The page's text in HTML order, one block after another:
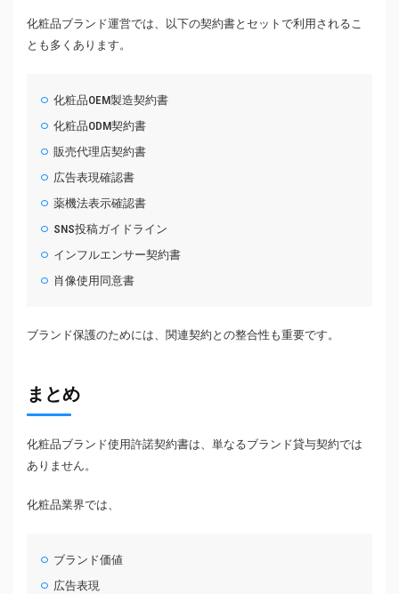
化粧品ブランド運営では、以下の契約書とセットで利用されるこ
とも多くあります。
化粧品OEM製造契約書
化粧品ODM契約書
販売代理店契約書
広告表現確認書
薬機法表示確認書
SNS投稿ガイドライン
インフルエンサー契約書
肖像使用同意書
ブランド保護のためには、関連契約との整合性も重要です。
まとめ
化粧品ブランド使用許諾契約書は、単なるブランド貸与契約では
ありません。
化粧品業界では、
ブランド価値
広告表現